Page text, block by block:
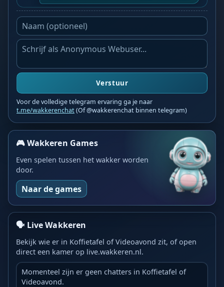
Verstuur
Voor de volledige telegram ervaring ga je naar
t.me/wakkerenchat(Of @wakkerenchat binnen telegram)
🎮 Wakkeren Games
Even spelen tussen het wakker worden
door.
Naar de games
🗣️ Live Wakkeren
Bekijk wie er in Koffietafel of Videoavond zit, of open
direct een kamer op live.wakkeren.nl.
Momenteel zijn er geen chatters in Koffietafel of
Videoavond.